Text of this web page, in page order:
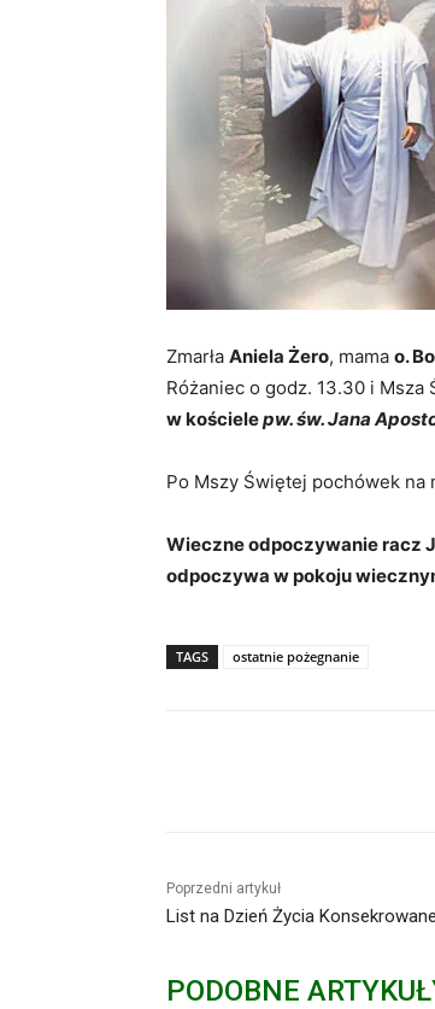
Zmarła Aniela Żero, mama o.
Różaniec o godz. 13.30 i
w kościelepw. św. Jana
Po Mszy Świętej pochówek na
Wieczne odpoczywanie racz
odpoczywa w pokoju
TAGS ostatnie pożegnanie
Poprzedni artykuł
List na Dzień Życia
PODOBNE